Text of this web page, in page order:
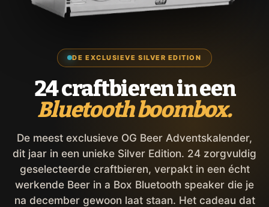
DE EXCLUSIEVE SILVER EDITION
24 craftbieren in een
Bluetooth boombox.
De meest exclusieve OG Beer Adventskalender,
dit jaar in een unieke Silver Edition. 24 zorgvuldig
geselecteerde craftbieren, verpakt in een écht
werkende Beer in a Box Bluetooth speaker die je
na december gewoon laat staan. Het cadeau dat